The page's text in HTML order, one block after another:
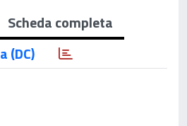
Scheda completa
(DC)